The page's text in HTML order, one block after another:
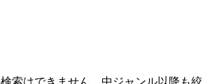
索はできません。中ジャンル以降も絞